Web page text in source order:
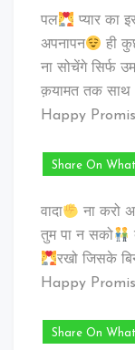
पल प्यार का
अपनापन
ही
ना सोचेंगे सिर्फ
क़यामत तक साथ
Happy
Share On
वादा ना करो
तुम पा न सको
रखो जिसके
Happy
Share On